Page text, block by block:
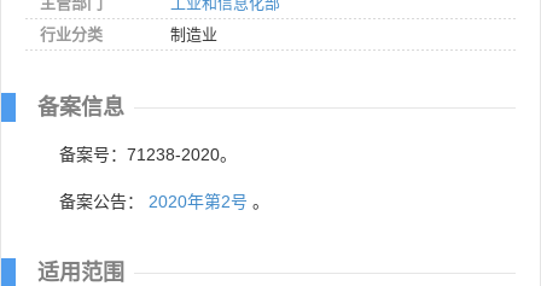
行业分类
制造业
备案信息
备案号：71238-2020。
备案公告： 2020年第2号 。
适用范围